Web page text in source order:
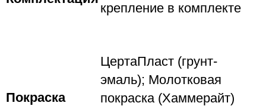
крепление в комплекте
Покраска
ЦертаПласт (грунт-
эмаль); Молотковая
покраска (Хаммерайт)